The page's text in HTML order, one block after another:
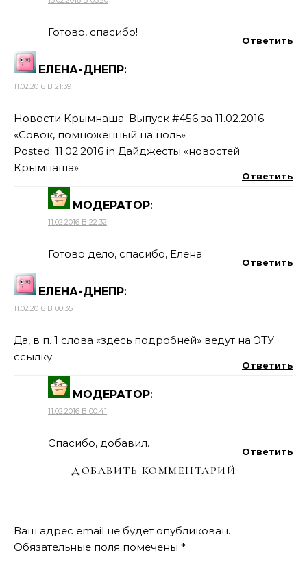
Готово, спасибо!
Ответить
ЕЛЕНА-ДНЕПР:
11.02.2016 В 21:39
Новости Крымнаша. Выпуск #456 за 11.02.2016
«Совок, помноженный на ноль»
Posted: 11.02.2016 in Дайджесты «новостей
Крымнаша»
Ответить
МОДЕРАТОР:
11.02.2016 В 22:32
Готово дело, спасибо, Елена
Ответить
ЕЛЕНА-ДНЕПР:
11.02.2016 В 00:35
Да, в п. 1 слова «здесь подробней» ведут на ЭТУ
ссылку.
Ответить
МОДЕРАТОР:
11.02.2016 В 00:41
Спасибо, добавил.
Ответить
ДОБАВИТЬ КОММЕНТАРИЙ
Ваш адрес email не будет опубликован.
Обязательные поля помечены *